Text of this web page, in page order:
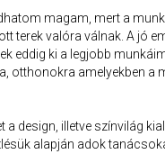
magam, mert a
terek valóra válnak. A jó
eddig ki a legjobb
otthonokra amelyekben a
design, illetve színvilág
alapján adok